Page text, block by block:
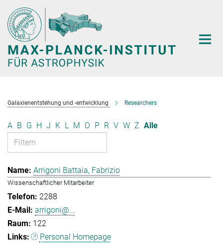
Hauptinhalt
Galaxienentstehung und -entwicklung Researchers
A B G H J K L M O P R V W Z Alle
Arrigoni Battaia, Fabrizio
Wissenschaftlicher Mitarbeiter
2288
arrigoni@...
122
Personal Homepage